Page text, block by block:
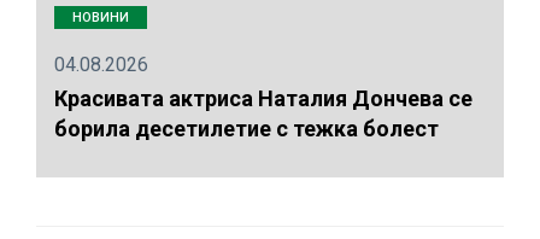
НОВИНИ
04.08.2026
Красивата актриса Наталия Дончева се
борила десетилетие с тежка болест